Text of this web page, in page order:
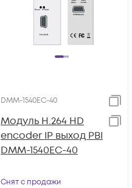
DMM-1540EC-40
Модуль H.264 HD
encoder IP выход PBI
DMM-1540EC-40
Снят с продажи